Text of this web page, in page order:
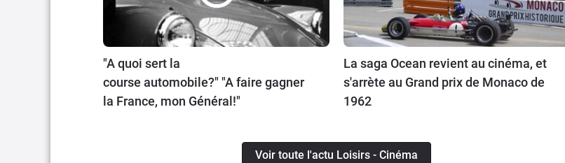
"A quoi sert la
course automobile?" "A faire gagner
la France, mon Général!"
La saga Ocean revient au cinéma, et
s'arrète au Grand prix de Monaco de
1962
Voir toute l'actu Loisirs - Cinéma